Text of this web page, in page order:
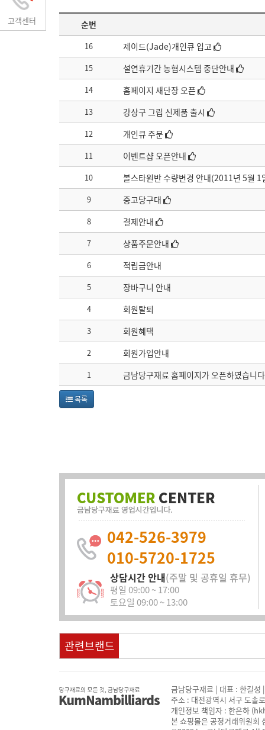
고객센터 순번
16 제이드(Jade)개인큐 입고
15 설연휴기간 농협시스템 중단안내
14 홈페이지 새단장 오픈
13 강상구 그립 신제품 출시
12 개인큐 주문
11 이벤트샵 오픈안내
10 볼스타원반 수량변경 안내(2011년 5월 1
9 중고당구대
8 결제안내
7 상품주문안내
6 적립금안내
5 장바구니 안내
4 회원탈퇴
3 회원혜택
2 회원가입안내
1 금남당구재료 홈페이지가 오픈하였습니
목록
042-526-3979
010-5720-1725
상담시간 안내(주말 및 공휴일 휴무)
평일 09:00 ~ 17:00
토요일 09:00 ~ 13:00
관련브랜드
금남당구재료 | 대표 : 한길
주소 : 대전광역시 서구 도솔
개인정보 책임자 : 한은하 (
본 쇼핑몰은 공정거래위원회